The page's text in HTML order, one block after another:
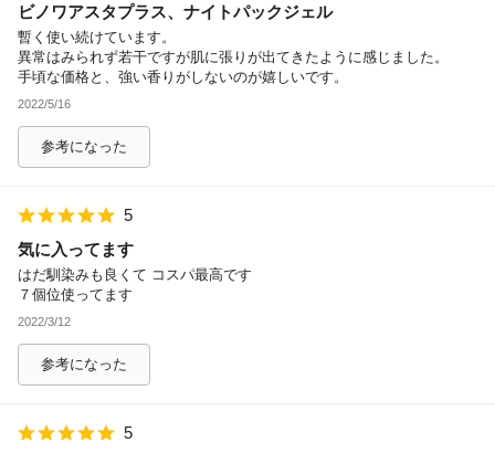
ビノワアスタプラス、ナイトパックジェル
暫く使い続けています。
異常はみられず若干ですが肌に張りが出てきたように感じました。
手頃な価格と、強い香りがしないのが嬉しいです。
2022/5/16
参考になった
5
気に入ってます
はだ馴染みも良くて コスパ最高です
７個位使ってます
2022/3/12
参考になった
5